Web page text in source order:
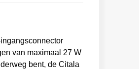
van maximaal 27 W
bent, de Citala